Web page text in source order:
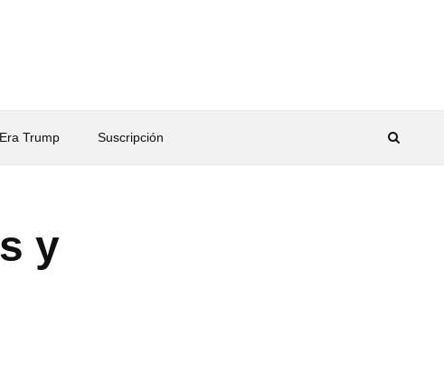
Trump Suscripción
y